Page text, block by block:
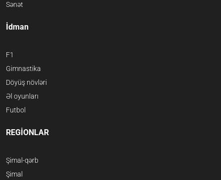
Sənət
İdman
F1
Gimnastika
Döyüş növləri
Əl oyunları
Futbol
REGİONLAR
Şimal-qərb
Şimal